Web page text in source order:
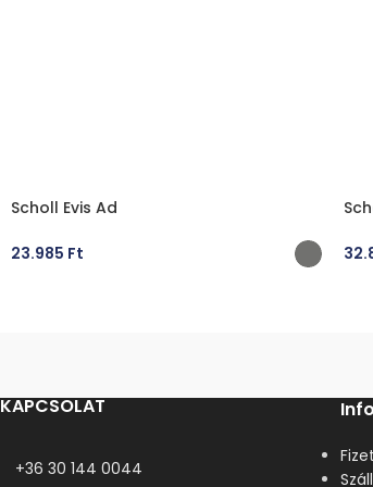
Scholl Evis Ad
23.985 Ft
KAPCSOLAT
+36 30 144 0044